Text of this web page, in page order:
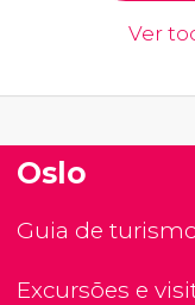
Ver
Oslo
Guia de
Excursões e